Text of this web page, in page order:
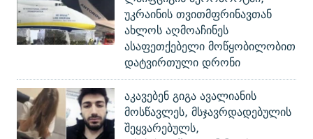
უკრაინის თვითმფრინავთან
ახლოს აღმოაჩინეს
ასაფეთქებელი მოწყობილობით
დატვირთული დრონი
აკავებენ გიგა ავალიანის
მოსწავლეს, მსჯავრდადებულის
შეყვარებულს,